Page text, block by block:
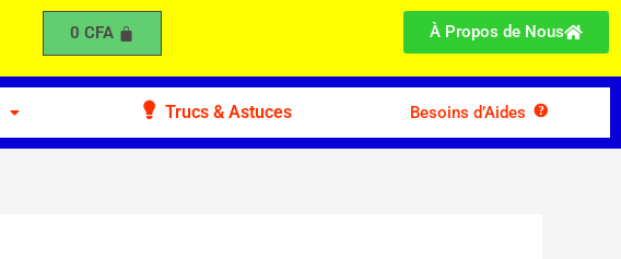
0 CFA À Propos de Nous
Trucs & Astuces Besoins d’Aides